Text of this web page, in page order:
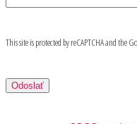
This site is protected by reCAPTCHA and the